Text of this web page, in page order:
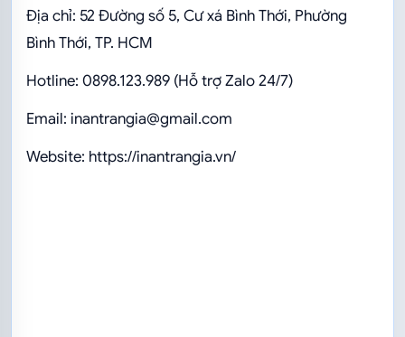
Địa chỉ: 52 Đường số 5, Cư xá Bình Thới, Phường
Bình Thới, TP. HCM
Hotline: 0898.123.989 (Hỗ trợ Zalo 24/7)
Email: inantrangia@gmail.com
Website: https://inantrangia.vn/